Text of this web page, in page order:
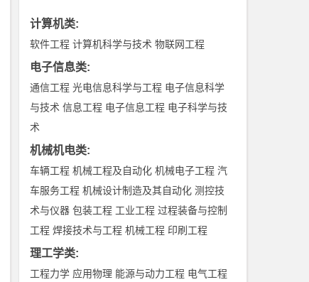
计算机类:
软件工程 计算机科学与技术 物联网工程
电子信息类:
通信工程 光电信息科学与工程 电子信息科学
与技术 信息工程 电子信息工程 电子科学与技
术
机械机电类:
车辆工程 机械工程及自动化 机械电子工程 汽
车服务工程 机械设计制造及其自动化 测控技
术与仪器 包装工程 工业工程 过程装备与控制
工程 焊接技术与工程 机械工程 印刷工程
理工学类:
工程力学 应用物理 能源与动力工程 电气工程